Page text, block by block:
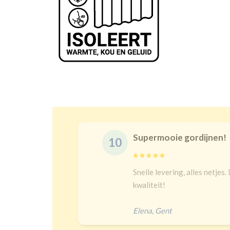
Snelle levering, alles netjes. De maat is juist en goeie